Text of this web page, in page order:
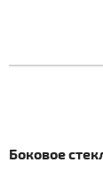
Боковое